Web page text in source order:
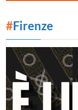
#Firenze